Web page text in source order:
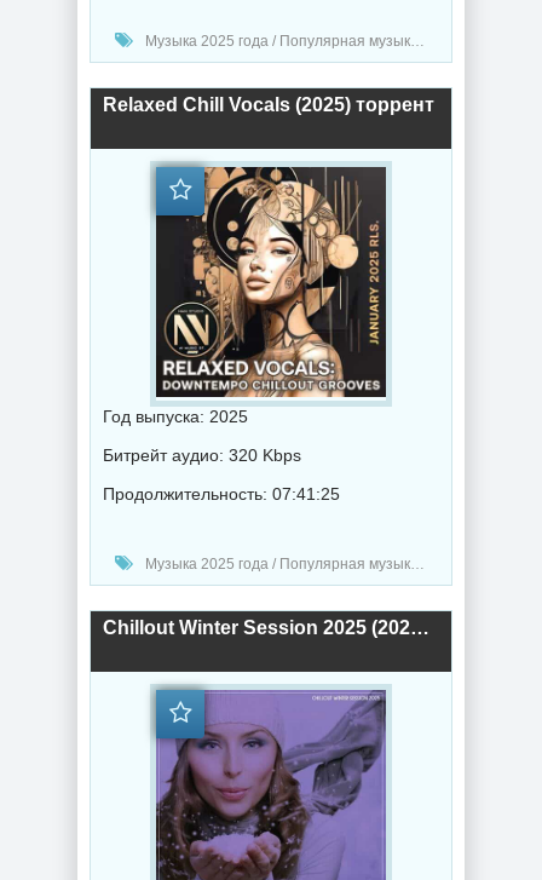
Музыка 2025 года / Популярная музыка / Музыка VA / Chillout music
Relaxed Chill Vocals (2025) торрент
Год выпуска: 2025
Битрейт аудио: 320 Kbps
Продолжительность: 07:41:25
Музыка 2025 года / Популярная музыка / Музыка VA / Chillout music
Chillout Winter Session 2025 (2025) торрент